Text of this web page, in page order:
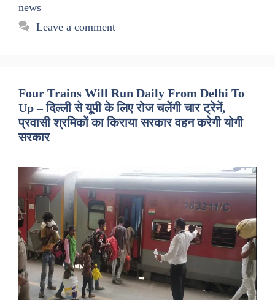
news
Leave a comment
Four Trains Will Run Daily From Delhi To
Up – दिल्ली से यूपी के लिए रोज चलेंगी चार ट्रेनें,
प्रवासी श्रमिकों का किराया सरकार वहन करेगी योगी
सरकार